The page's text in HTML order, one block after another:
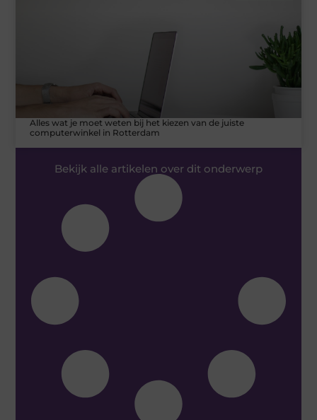
Alles wat je moet weten bij het kiezen van de juiste
computerwinkel in Rotterdam
Bekijk alle artikelen over dit onderwerp